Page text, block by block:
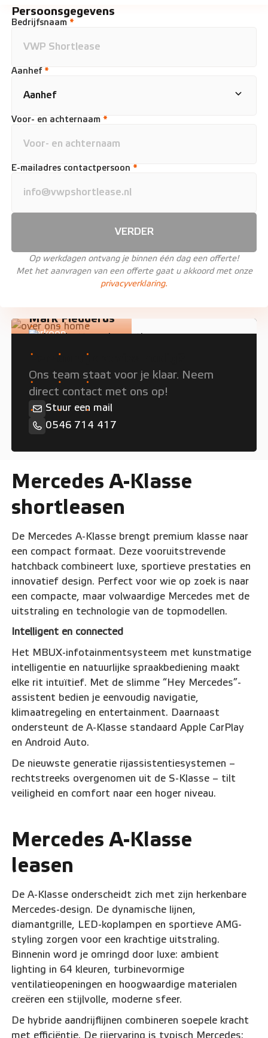
Persoonsgegevens
Bedrijfsnaam *
Aanhef *
Voor- en achternaam *
E-mailadres contactpersoon *
VERDER
Op werkdagen ontvang je binnen één dag een offerte!
Met het aanvragen van een offerte gaat u akkoord met onze
privacyverklaring.
Mark Fledderus
Verkoop
Persoonlijk advies nodig?
Ons team staat voor je klaar. Neem
direct contact met ons op!
Stuur een mail
0546 714 417
Mercedes A-Klasse
shortleasen
De Mercedes A-Klasse brengt premium klasse naar
een compact formaat. Deze vooruitstrevende
hatchback combineert luxe, sportieve prestaties en
innovatief design. Perfect voor wie op zoek is naar
een compacte, maar volwaardige Mercedes met de
uitstraling en technologie van de topmodellen.
Intelligent en connected
Het MBUX-infotainmentsysteem met kunstmatige
intelligentie en natuurlijke spraakbediening maakt
elke rit intuïtief. Met de slimme “Hey Mercedes”-
assistent bedien je eenvoudig navigatie,
klimaatregeling en entertainment. Daarnaast
ondersteunt de A-Klasse standaard Apple CarPlay
en Android Auto.
De nieuwste generatie rijassistentiesystemen –
rechtstreeks overgenomen uit de S-Klasse – tilt
veiligheid en comfort naar een hoger niveau.
Mercedes A-Klasse
leasen
De A-Klasse onderscheidt zich met zijn herkenbare
Mercedes-design. De dynamische lijnen,
diamantgrille, LED-koplampen en sportieve AMG-
styling zorgen voor een krachtige uitstraling.
Binnenin word je omringd door luxe: ambient
lighting in 64 kleuren, turbinevormige
ventilatieopeningen en hoogwaardige materialen
creëren een stijlvolle, moderne sfeer.
De hybride aandrijflijnen combineren soepele kracht
met efficiëntie. De rijervaring is typisch Mercedes: